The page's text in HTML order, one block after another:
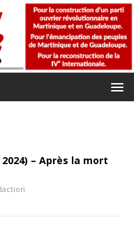
2024) – Après la mort